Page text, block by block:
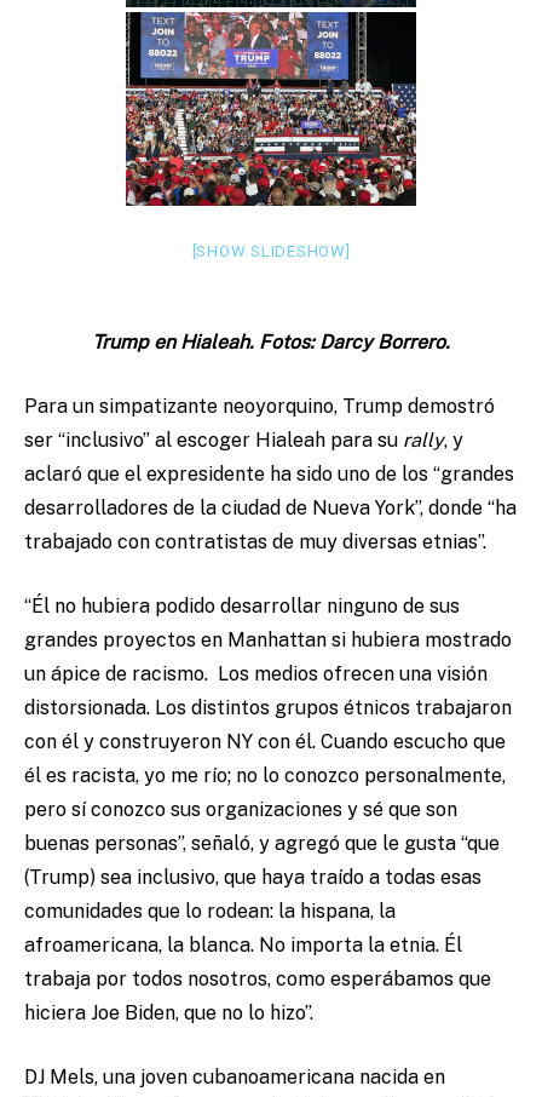
[SHOW SLIDESHOW]
Trump en Hialeah. Fotos: Darcy Borrero.
Para un simpatizante neoyorquino, Trump demostró
ser “inclusivo” al escoger Hialeah para su rally, y
aclaró que el expresidente ha sido uno de los “grandes
desarrolladores de la ciudad de Nueva York”, donde “ha
trabajado con contratistas de muy diversas etnias”.
“Él no hubiera podido desarrollar ninguno de sus
grandes proyectos en Manhattan si hubiera mostrado
un ápice de racismo. Los medios ofrecen una visión
distorsionada. Los distintos grupos étnicos trabajaron
con él y construyeron NY con él. Cuando escucho que
él es racista, yo me río; no lo conozco personalmente,
pero sí conozco sus organizaciones y sé que son
buenas personas”, señaló, y agregó que le gusta “que
(Trump) sea inclusivo, que haya traído a todas esas
comunidades que lo rodean: la hispana, la
afroamericana, la blanca. No importa la etnia. Él
trabaja por todos nosotros, como esperábamos que
hiciera Joe Biden, que no lo hizo”.
DJ Mels, una joven cubanoamericana nacida en